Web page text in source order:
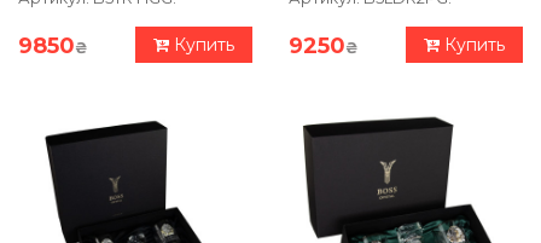
9850₴ Купить 9250₴ Купить